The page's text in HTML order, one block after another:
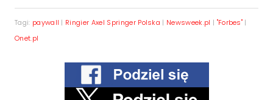
Tagi: paywall | Ringier Axel Springer Polska | Newsweek.pl | "Forbes" |
Onet.pl